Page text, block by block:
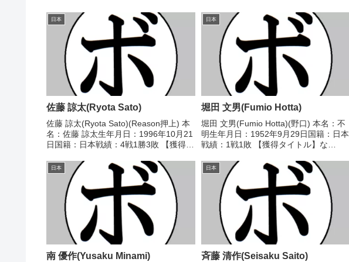
日本
佐藤 諒太(Ryota Sato)
佐藤 諒太(Ryota Sato)(Reason押上) 本
名：佐藤 諒太生年月日：1996年10月21
日国籍：日本戦績：4戦1勝3敗 【獲得タ
●4R判定 0-2(38-38、37-39、37-39...
日本
堀田 文男(Fumio Hotta)
堀田 文男(Fumio Hotta)(野口) 本名：不
明生年月日：1952年9月29日国籍：日本
戦績：1戦1敗 【獲得タイトル】な
不明) 石坂 賢二(船橋) 【補足情報】・
東京都目黒区目黒...
日本
南 優作(Yusaku Minami)
日本
斉藤 清作(Seisaku Saito)